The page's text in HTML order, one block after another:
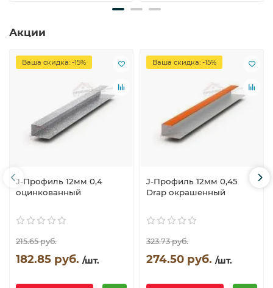
Акции
Ваша скидка: -15%
J-Профиль 12мм 0,4
оцинкованный
215.65 руб.
182.85 руб. /шт.
Ваша скидка: -15%
J-Профиль 12мм 0,45
Drap окрашенный
323.73 руб.
274.50 руб. /шт.